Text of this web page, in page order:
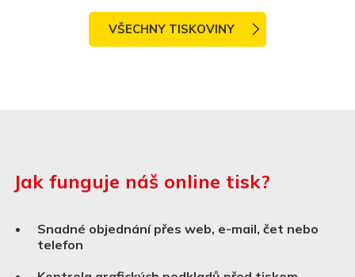
VŠECHNY TISKOVINY
Jak funguje náš online tisk?
Snadné objednání přes web, e-mail, čet nebo
telefon